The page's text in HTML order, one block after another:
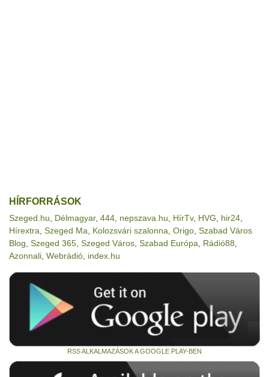
HÍRFORRÁSOK
Szeged.hu Délmagyar, 444 nepszava.hu HírTv, HVG hir24
Hírextra Szeged Ma Kolozsvári szalonna Origo Szabad Város
Blog Szeged 365 Szeged Város Szabad Európa Rádió88
Azonnali Webrádió index.hu
RSS ALKALMAZÁSOK A GOOGLE PLAY-BEN